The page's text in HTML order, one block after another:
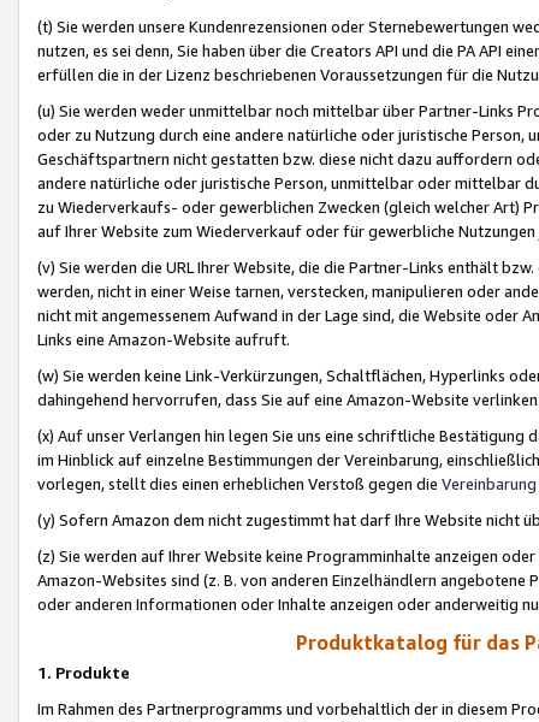
(t) Sie werden unsere Kundenrezensionen oder Sternebewertungen
nutzen, es sei denn, Sie haben über die Creators API und die PA API
erfüllen die in der Lizenz beschriebenen Voraussetzungen für die
(u) Sie werden weder unmittelbar noch mittelbar über Partner-Links
oder zu Nutzung durch eine andere natürliche oder juristische
Geschäftspartnern nicht gestatten bzw. diese nicht dazu auffordern
andere natürliche oder juristische Person, unmittelbar oder mittelbar
zu Wiederverkaufs- oder gewerblichen Zwecken (gleich welcher Art)
auf Ihrer Website zum Wiederverkauf oder für gewerbliche
(v) Sie werden die URL Ihrer Website, die die Partner-Links enthält
werden, nicht in einer Weise tarnen, verstecken, manipulieren oder
nicht mit angemessenem Aufwand in der Lage sind, die Website oder
Links eine Amazon-Website aufruft.
(w) Sie werden keine Link-Verkürzungen, Schaltflächen, Hyperlinks
dahingehend hervorrufen, dass Sie auf eine Amazon-Website
(x) Auf unser Verlangen hin legen Sie uns eine schriftliche
im Hinblick auf einzelne Bestimmungen der Vereinbarung,
vorlegen, stellt dies einen erheblichen Verstoß gegen die Vereinbarung
(y) Sofern Amazon dem nicht zugestimmt hat darf Ihre Website nicht
(z) Sie werden auf Ihrer Website keine Programminhalte anzeigen
Amazon-Websites sind (z. B. von anderen Einzelhändlern
oder anderen Informationen oder Inhalte anzeigen oder anderweitig
Produktkatalog für das
1. Produkte
Im Rahmen des Partnerprogramms und vorbehaltlich der in diesem